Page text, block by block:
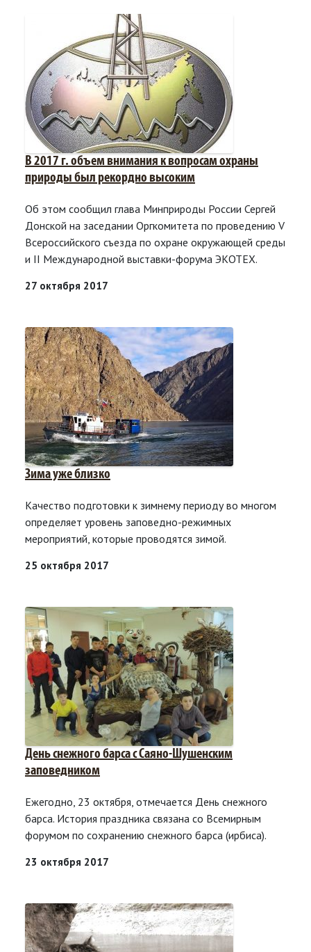
В 2017 г. объем внимания к вопросам охраны
природы был рекордно высоким
Об этом сообщил глава Минприроды России Сергей
Донской на заседании Оргкомитета по проведению V
Всероссийского съезда по охране окружающей среды
и II Международной выставки-форума ЭКОТЕХ.
27 октября 2017
Зима уже близко
Качество подготовки к зимнему периоду во многом
определяет уровень заповедно-режимных
мероприятий, которые проводятся зимой.
25 октября 2017
День снежного барса с Саяно-Шушенским
заповедником
Ежегодно, 23 октября, отмечается День снежного
барса. История праздника связана со Всемирным
форумом по сохранению снежного барса (ирбиса).
23 октября 2017